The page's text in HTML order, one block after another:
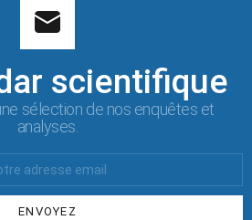
scientifique
sélection de nos enquêtes et
analyses.